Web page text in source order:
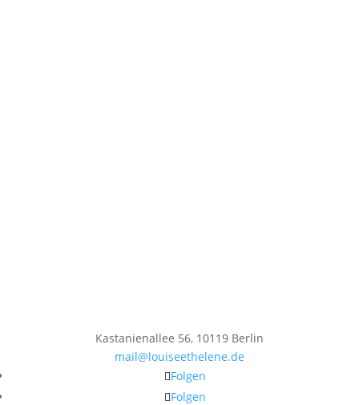
Kastanienallee 56, 10119 Berlin
mail@louiseethelene.de
Folgen
Folgen